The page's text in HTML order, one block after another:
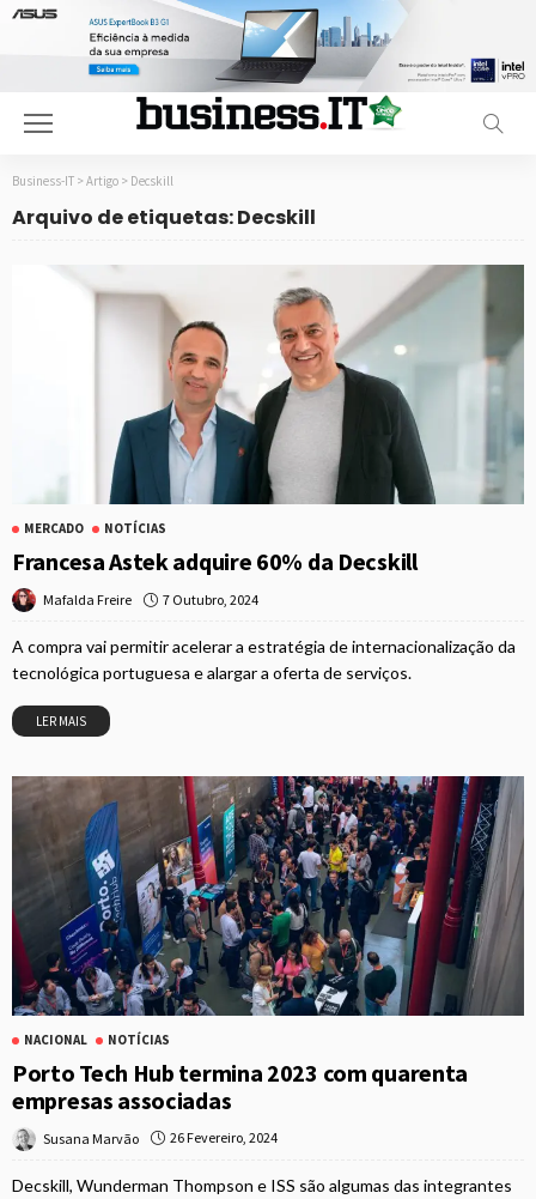
Business-IT > Artigo > Decskill
Arquivo de etiquetas: Decskill
MERCADO NOTÍCIAS
Francesa Astek adquire 60% da Decskill
Mafalda Freire 7 Outubro, 2024
A compra vai permitir acelerar a estratégia de internacionalização da
tecnológica portuguesa e alargar a oferta de serviços.
LER MAIS
NACIONAL NOTÍCIAS
Porto Tech Hub termina 2023 com quarenta
empresas associadas
Susana Marvão 26 Fevereiro, 2024
Decskill, Wunderman Thompson e ISS são algumas das integrantes